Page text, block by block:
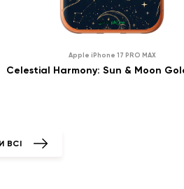
Apple iPhone 17 PRO MAX
0 ₴
0 ₴
ПОВІДОМИТИ
ВСІ